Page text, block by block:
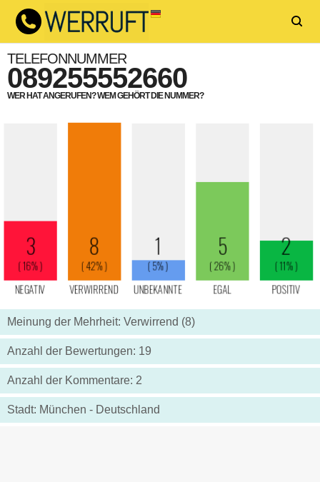
TELEFONNUMMER
089255552660
WER HAT ANGERUFEN? WEM GEHÖRT DIE NUMMER?
Meinung der Mehrheit: Verwirrend (8)
Anzahl der Bewertungen: 19
Anzahl der Kommentare: 2
Stadt: München - Deutschland